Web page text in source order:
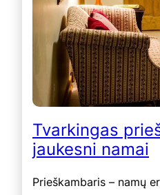
Tvarkingas
jaukesni namai
Prieškambaris – namų